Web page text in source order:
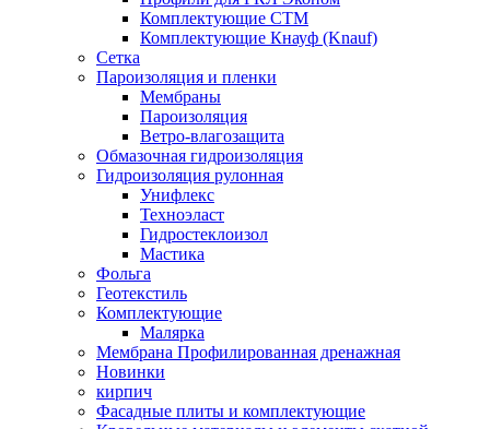
Комплектующие СТМ
Комплектующие Кнауф (Knauf)
Сетка
Пароизоляция и пленки
Мембраны
Пароизоляция
Ветро-влагозащита
Обмазочная гидроизоляция
Гидроизоляция рулонная
Унифлекс
Техноэласт
Гидростеклоизол
Мастика
Фольга
Геотекстиль
Комплектующие
Малярка
Мембрана Профилированная дренажная
Новинки
кирпич
Фасадные плиты и комплектующие